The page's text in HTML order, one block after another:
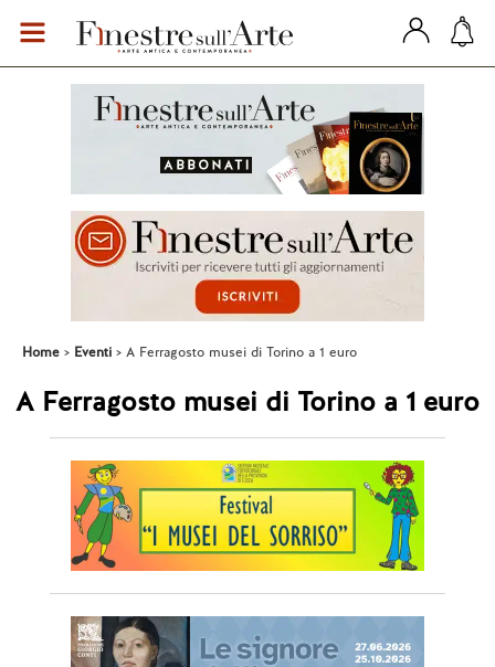
Home Eventi A Ferragosto musei di Torino a 1 euro
A Ferragosto musei di Torino a 1 euro